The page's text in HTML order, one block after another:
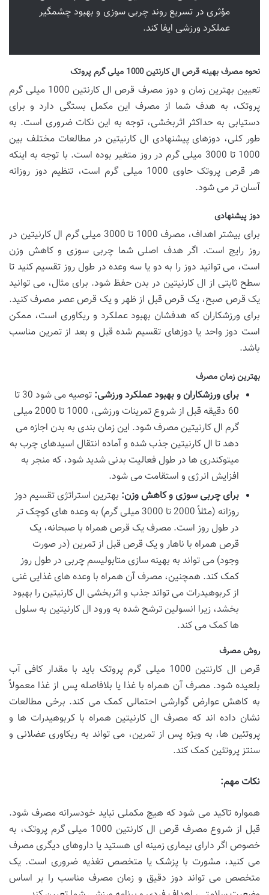
مؤثری در تسریع روند چربی سوزی و بهبود چشمگیر
عملکرد ورزشی ایفا کند.
نحوه مصرف بهینه قرص ال کارنتین 1000 میلی گرم پروتک
تعیین بهترین زمان و دوز مصرف قرص ال کارنتین 1000 میلی گرم
پروتک، به هدف شما از مصرف این مکمل بستگی دارد و برای
دستیابی به حداکثر اثربخشی، توجه به این نکات ضروری است. به
طور کلی، دوزهای پیشنهادی ال کارنیتین در مطالعات مختلف بین
1000 تا 3000 میلی گرم در روز متغیر بوده است. با توجه به اینکه
هر قرص پروتک حاوی 1000 میلی گرم است، تنظیم دوز روزانه
آسان تر می شود.
دوز پیشنهادی
برای بیشتر اهداف، مصرف 1000 تا 3000 میلی گرم ال کارنیتین در
روز رایج است. اگر هدف اصلی شما چربی سوزی و کاهش وزن
است، می توانید دوز را به دو یا سه وعده در طول روز تقسیم کنید تا
سطح ثابتی از ال کارنیتین در بدن حفظ شود. برای مثال، می توانید
یک قرص صبح، یک قرص قبل از ظهر و یک قرص عصر مصرف کنید.
برای ورزشکاران که هدفشان بهبود عملکرد و ریکاوری است، ممکن
است دوز واحد یا دوزهای تقسیم شده قبل و بعد از تمرین مناسب
باشد.
بهترین زمان مصرف
برای ورزشکاران و بهبود عملکرد ورزشی:
توصیه می شود 30 تا
60 دقیقه قبل از شروع تمرینات ورزشی، 1000 تا 2000 میلی
گرم ال کارنیتین مصرف شود. این زمان بندی به بدن اجازه می
دهد تا ال کارنیتین جذب شده و آماده انتقال اسیدهای چرب به
میتوکندری ها در طول فعالیت بدنی شدید شود، که منجر به
افزایش انرژی و استقامت می شود.
برای چربی سوزی و کاهش وزن: بهترین استراتژی تقسیم دوز
روزانه (مثلاً 2000 تا 3000 میلی گرم) به وعده های کوچک تر
در طول روز است. مصرف یک قرص همراه با صبحانه، یک
قرص همراه با ناهار و یک قرص قبل از تمرین (در صورت
وجود) می تواند به بهینه سازی متابولیسم چربی در طول روز
کمک کند. همچنین، مصرف آن همراه با وعده های غذایی غنی
از کربوهیدرات می تواند جذب و اثربخشی ال کارنیتین را بهبود
بخشد، زیرا انسولین ترشح شده به ورود ال کارنیتین به سلول
ها کمک می کند.
روش مصرف
قرص ال کارنتین 1000 میلی گرم پروتک باید با مقدار کافی آب
بلعیده شود. مصرف آن همراه با غذا یا بلافاصله پس از غذا معمولاً
به کاهش عوارض گوارشی احتمالی کمک می کند. برخی مطالعات
نشان داده اند که مصرف ال کارنیتین همراه با کربوهیدرات ها و
پروتئین ها، به ویژه پس از تمرین، می تواند به ریکاوری عضلانی و
سنتز پروتئین کمک کند.
نکات مهم:
همواره تاکید می شود که هیچ مکملی نباید خودسرانه مصرف شود.
قبل از شروع مصرف قرص ال کارنتین 1000 میلی گرم پروتک، به
خصوص اگر دارای بیماری زمینه ای هستید یا داروهای دیگری مصرف
می کنید، مشورت با پزشک یا متخصص تغذیه ضروری است. یک
متخصص می تواند دوز دقیق و زمان مصرف مناسب را بر اساس